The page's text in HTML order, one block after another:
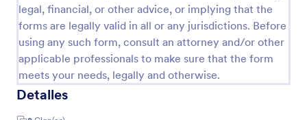
legal, financial, or other advice, or implying that the
forms are legally valid in all or any jurisdictions. Before
using any such form, consult an attorney and/or other
applicable professionals to make sure that the form
meets your needs, legally and otherwise.
Detalles